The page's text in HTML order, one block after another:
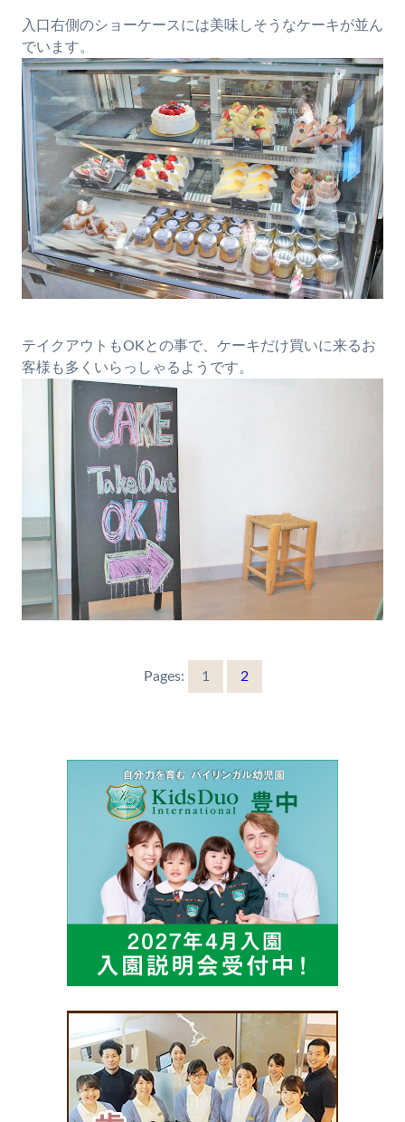
入口右側のショーケースには美味しそうなケーキが並ん
でいます。
テイクアウトもOKとの事で、ケーキだけ買いに来るお
客様も多くいらっしゃるようです。
Pages: 1 2